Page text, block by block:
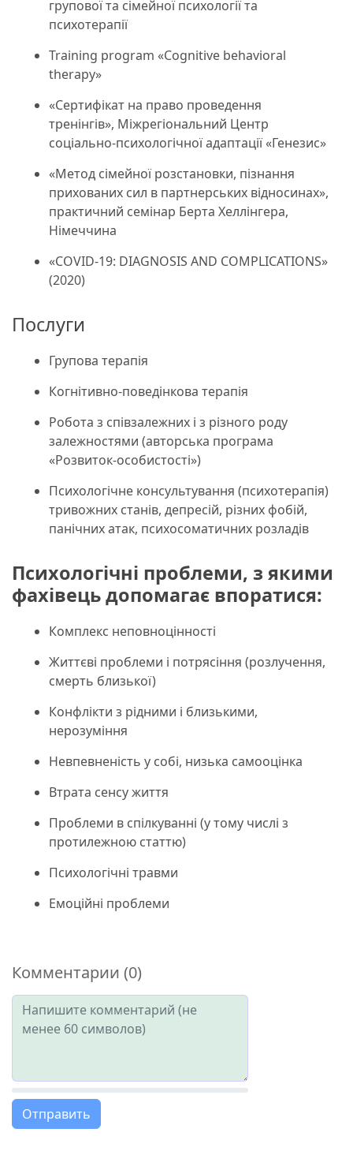
групової та сімейної психології та
психотерапії
Training program «Cognitive behavioral
therapy»
«Сертифікат на право проведення
тренінгів», Міжрегіональний Центр
соціально-психологічної адаптації «Генезис»
«Метод сімейної розстановки, пізнання
прихованих сил в партнерських відносинах»,
практичний семінар Берта Хеллінгера,
Німеччина
«COVID-19: DIAGNOSIS AND COMPLICATIONS»
(2020)
Послуги
Групова терапія
Когнітивно-поведінкова терапія
Робота з співзалежних і з різного роду
залежностями (авторська програма
«Розвиток-особистості»)
Психологічне консультування (психотерапія)
тривожних станів, депресій, різних фобій,
панічних атак, психосоматичних розладів
Психологічні проблеми, з якими
фахівець допомагає впоратися:
Комплекс неповноцінності
Життєві проблеми і потрясіння (розлучення,
смерть близької)
Конфлікти з рідними і близькими,
нерозуміння
Невпевненість у собі, низька самооцінка
Втрата сенсу життя
Проблеми в спілкуванні (у тому числі з
протилежною статтю)
Психологічні травми
Емоційні проблеми
Комментарии (0)
Отправить